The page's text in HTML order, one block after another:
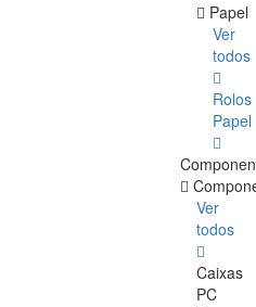
Papel
Ver
todos
Rolos
Papel
Ver
todos
Caixas
PC